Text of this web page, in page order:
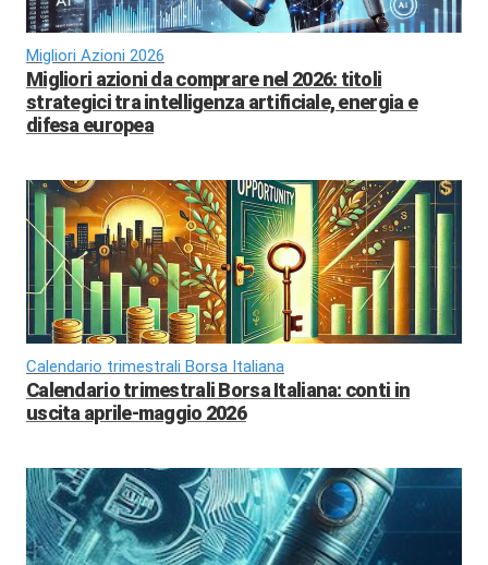
Migliori Azioni 2026
Migliori azioni da comprare nel 2026: titoli
strategici tra intelligenza artificiale, energia e
difesa europea
Calendario trimestrali Borsa Italiana
Calendario trimestrali Borsa Italiana: conti in
uscita aprile-maggio 2026